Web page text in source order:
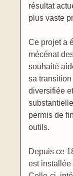
résultat
plus vaste
Ce projet a
mécénat
souhaité
sa
diversifiée
permis de
outils.
Depuis ce
est installée